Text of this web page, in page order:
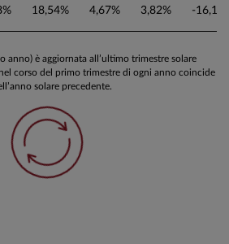
18,54% 4,67% 3,82% -
anno) è aggiornata all’ultimo trimestre solare
corso del primo trimestre di ogni anno coincide
solare precedente.